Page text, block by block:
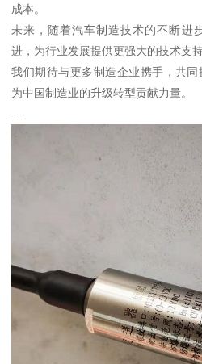
成本。
未来，随着汽车制造技术的不断进
进，为行业发展提供更强大的技术支持
我们期待与更多制造企业携手，共同
为中国制造业的升级转型贡献力量。
---